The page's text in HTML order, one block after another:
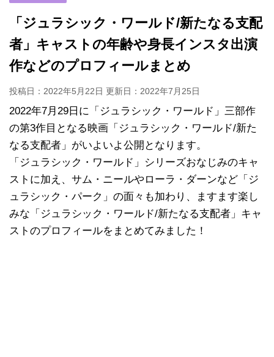
「ジュラシック・ワールド/新たなる支配
者」キャストの年齢や身長インスタ出演
作などのプロフィールまとめ
投稿日：2022年5月22日 更新日： 2022年7月25日
2022年7月29日に「ジュラシック・ワールド」三部作
の第3作目となる映画「ジュラシック・ワールド/新た
なる支配者」がいよいよ公開となります。
「ジュラシック・ワールド」シリーズおなじみのキャ
ストに加え、サム・ニールやローラ・ダーンなど「ジ
ュラシック・パーク」の面々も加わり、ますます楽し
みな「ジュラシック・ワールド/新たなる支配者」キャ
ストのプロフィールをまとめてみました！